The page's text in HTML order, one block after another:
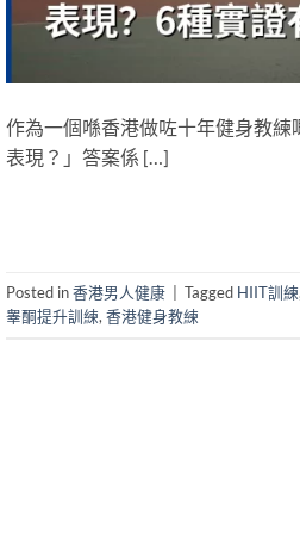
作為一個喺香港做咗十年健身教
表現？」答案係 […]
Posted in香港男人健康 Tagged HIIT訓練,
睾酮提升訓練, 香港健身教練